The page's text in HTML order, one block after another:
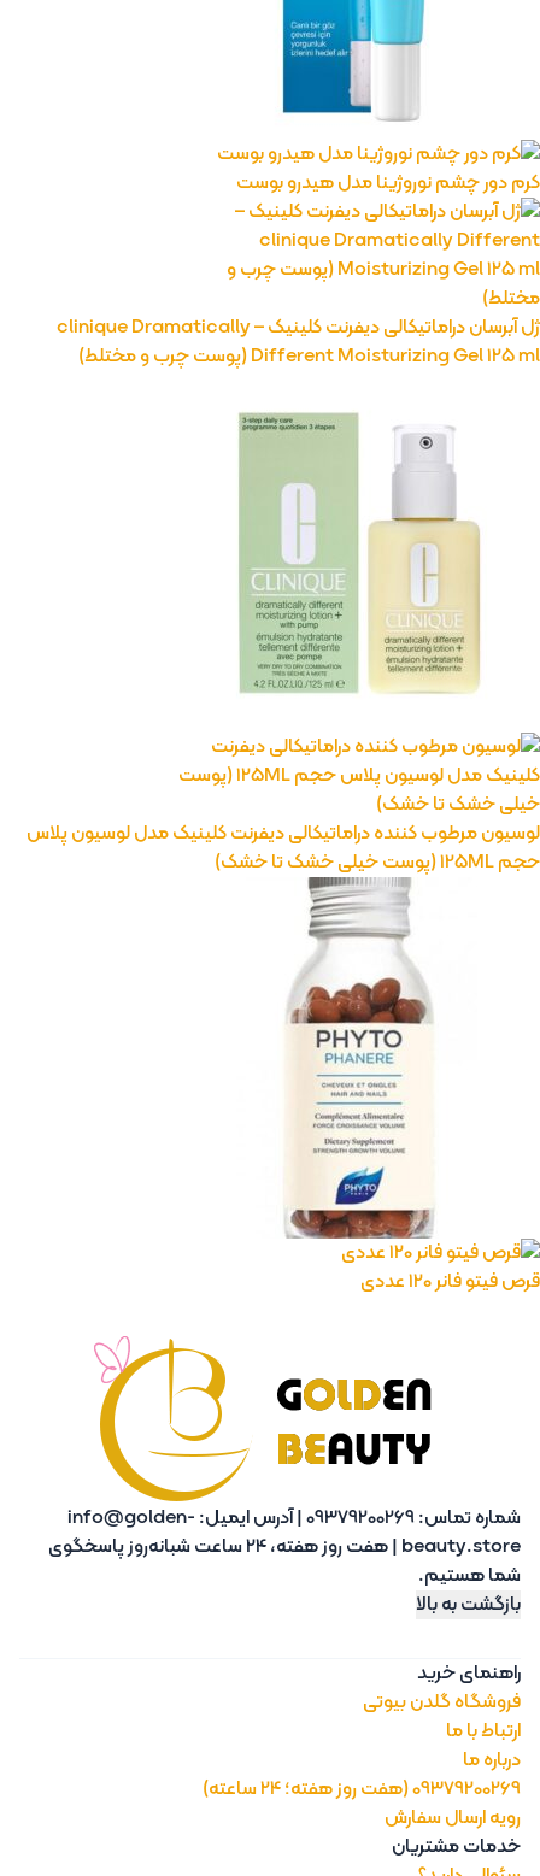
رژ لب مدادی لچیک
کرم دور چشم نوروژینا مدل هیدرو بوست
ژل آبرسان دراماتیکالی دیفرنت کلینیک – clinique Dramatically
Different Moisturizing Gel 125 ml (پوست چرب و مختلط)
لوسیون مرطوب کننده دراماتیکالی دیفرنت کلینیک مدل لوسیون پلاس
حجم 125ML (پوست خیلی خشک تا خشک)
قرص فیتو فانر 120 عددی
شماره تماس: 09379200269
|آدرس ایمیل: info@golden-
beauty.store
|
هفت روز هفته، 24 ساعت شبانه‌روز پاسخگوی
شما هستیم.
بازگشت به بالا
راهنمای خرید
فروشگاه گلدن بیوتی
ارتباط با ما
درباره ما
09379200269 (هفت روز هفته؛ 24 ساعته)
رویه ارسال سفارش
خدمات مشتریان